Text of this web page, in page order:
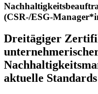
(CSR-/ESG-
Dreitägiger
aktuelle Standards